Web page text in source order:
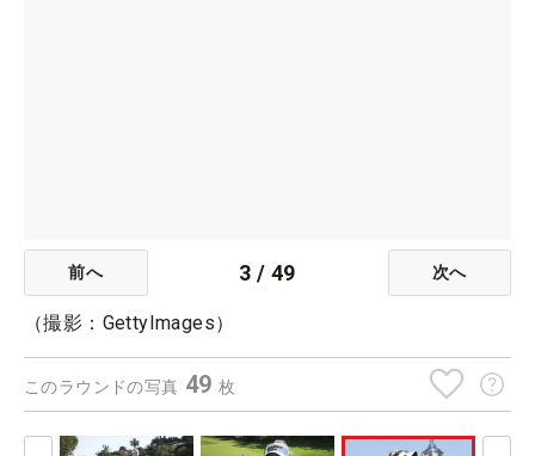
前へ 3 / 49 次へ
（撮影：GettyImages）
このラウンドの写真 49枚